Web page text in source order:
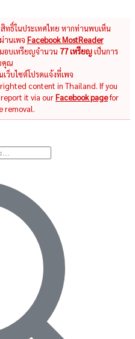
ทธิ์ในประเทศไทย หากท่านพบเห็น
านเพจ Facebook MostReader
อบเหรียญจำนวน 77 เหรียญเป็นการ
คุณ
ว็บไซต์โปรดแจ้งที่เพจ
content in Thailand. If you
it via ourFacebook pagefor
removal.